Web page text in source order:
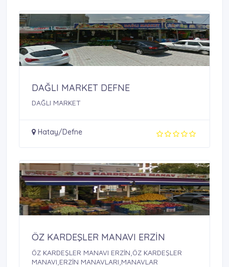
DAĞLI MARKET DEFNE
DAĞLI MARKET
Hatay/Defne
ÖZ KARDEŞLER MANAVI ERZİN
ÖZ KARDEŞLER MANAVI ERZİN,ÖZ KARDEŞLER
MANAVI,ERZİN MANAVLARI,MANAVLAR